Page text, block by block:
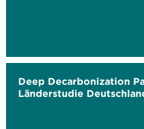
Deep Decarbonization
Länderstudie